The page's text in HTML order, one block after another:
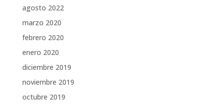
agosto 2022
marzo 2020
febrero 2020
enero 2020
diciembre 2019
noviembre 2019
octubre 2019